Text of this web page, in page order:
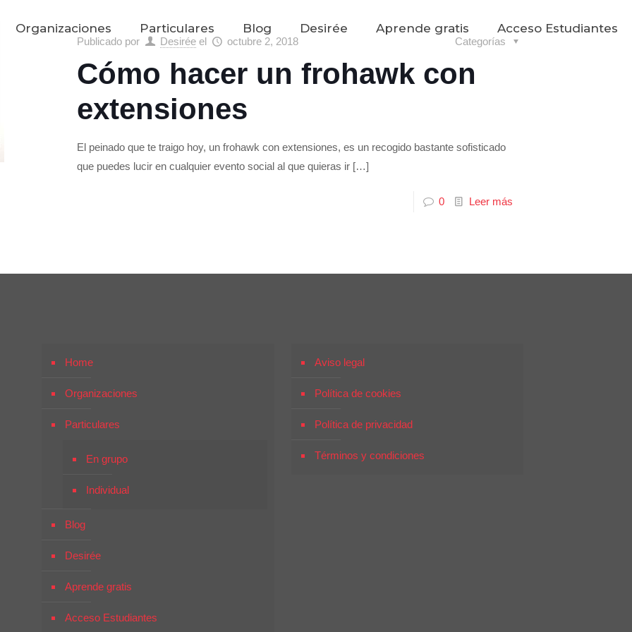
Organizaciones Particulares Blog Desirée Aprende gratis Acceso Estudiantes
Publicado por Desirée el octubre 2, 2018 Categorías
Cómo hacer un frohawk con
extensiones
El peinado que te traigo hoy, un frohawk con extensiones, es un recogido bastante sofisticado
que puedes lucir en cualquier evento social al que quieras ir […]
0 Leer más
Home
Organizaciones
Particulares
En grupo
Individual
Blog
Desirée
Aprende gratis
Acceso Estudiantes
Aviso legal
Política de cookies
Política de privacidad
Términos y condiciones